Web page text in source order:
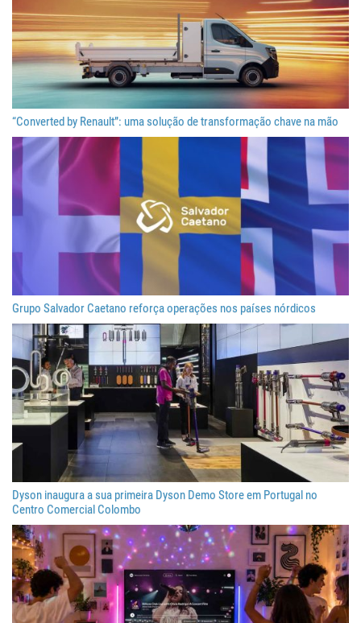
“Converted by Renault”: uma solução de transformação chave na mão
Grupo Salvador Caetano reforça operações nos países nórdicos
Dyson inaugura a sua primeira Dyson Demo Store em Portugal no
Centro Comercial Colombo